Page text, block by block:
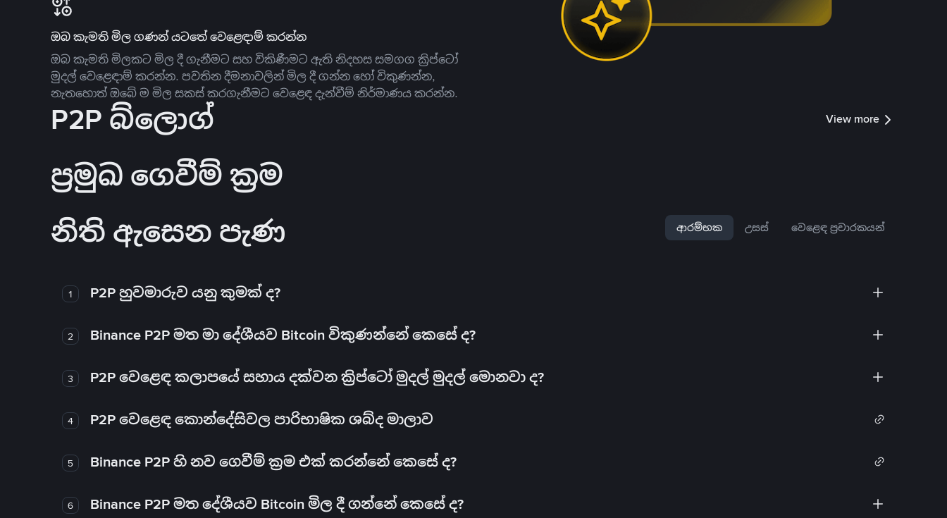
ඔබ කැමති මිල ගණන් යටතේ වෙළෙඳාම් කරන්න
ඔබ කැමති මිලකට මිල දී ගැනීමට සහ විකිණීමට ඇති නිදහස සමගග ක්‍රිප්ටෝ
මුදල් වෙළෙඳාම් කරන්න. පවතින දීමනාවලින් මිල දී ගන්න හෝ විකුණන්න,
නැතහොත් ඔබේ ම මිල සකස් කරගැනීමට වෙළෙඳ දැන්වීම් නිර්මාණය කරන්න.
P2P බ්ලොග් View more
ප්‍රමුඛ ගෙවීම් ක්‍රම
නිති ඇසෙන පැණ
ආරම්භක උසස් වෙළෙඳ ප්‍රචාරකයන්
1 P2P හුවමාරුව යනු කුමක් ද?
2 Binance P2P මත මා දේශීයව Bitcoin විකුණන්නේ කෙසේ ද?
3 P2P වෙළෙඳ කලාපයේ සහාය දක්වන ක්‍රිප්ටෝ මුදල් මුදල් මොනවා ද?
4 P2P වෙළෙඳ කොන්දේසිවල පාරිභාෂික ශබ්ද මාලාව
5 Binance P2P හි නව ගෙවීම් ක්‍රම එක් කරන්නේ කෙසේ ද?
6 Binance P2P මත දේශීයව Bitcoin මිල දී ගන්නේ කෙසේ ද?